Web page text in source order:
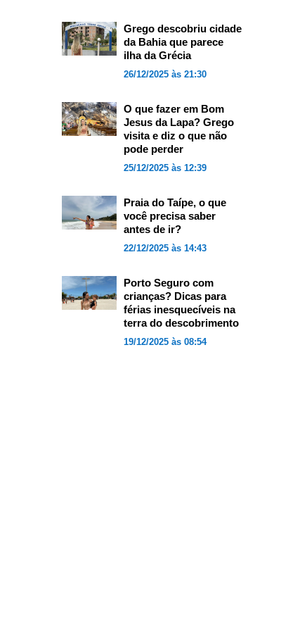
Grego descobriu cidade
da Bahia que parece
ilha da Grécia
26/12/2025 às 21:30
O que fazer em Bom
Jesus da Lapa? Grego
visita e diz o que não
pode perder
25/12/2025 às 12:39
Praia do Taípe, o que
você precisa saber
antes de ir?
22/12/2025 às 14:43
Porto Seguro com
crianças? Dicas para
férias inesquecíveis na
terra do descobrimento
19/12/2025 às 08:54